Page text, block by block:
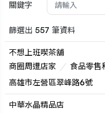
關鍵字
篩選出 557 筆資料
不想上班喫茶舖
商圈周遭店家
食品零售
高雄市左營區翠峰路6號
中華水晶精品店